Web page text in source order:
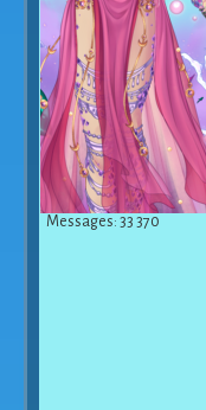
Messages: 33 370